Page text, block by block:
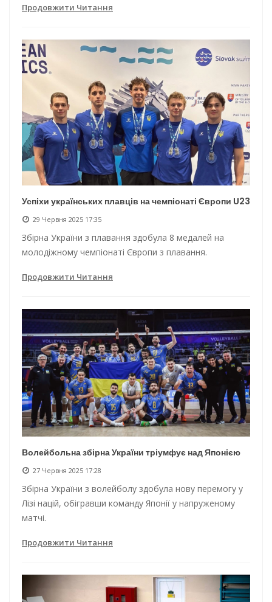
Продовжити Читання
Успіхи українських плавців на чемпіонаті Європи U23
29 Червня 2025 17:35
Збірна України з плавання здобула 8 медалей на
молодіжному чемпіонаті Європи з плавання.
Продовжити Читання
Волейбольна збірна України тріумфує над Японією
27 Червня 2025 17:28
Збірна України з волейболу здобула нову перемогу у
Лізі націй, обігравши команду Японії у напруженому
матчі.
Продовжити Читання